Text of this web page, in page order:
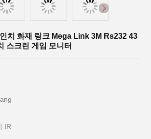
치 화재 링크 Mega Link 3M Rs232 43
스크린 게임 모니터
IR